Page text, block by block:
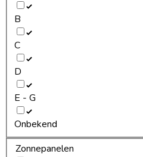
B
C
D
E - G
Onbekend
Zonnepanelen